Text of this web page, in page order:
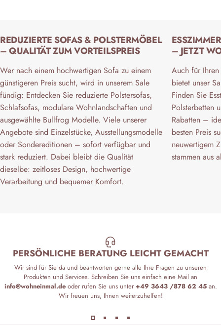
REDUZIERTE SOFAS & POLSTERMÖBEL
– QUALITÄT ZUM VORTEILSPREIS
Wer nach einem hochwertigen Sofa zu einem
günstigeren Preis sucht, wird in unserem Sale
fündig: Entdecken Sie reduzierte Polstersofas,
Schlafsofas, modulare Wohnlandschaften und
ausgewählte Bullfrog Modelle. Viele unserer
Angebote sind Einzelstücke, Ausstellungsmodelle
oder Sondereditionen – sofort verfügbar und
stark reduziert. Dabei bleibt die Qualität
dieselbe: zeitloses Design, hochwertige
Verarbeitung und bequemer Komfort.
– JETZT
Auch für Ihren
bietet unser
Finden Sie
Polsterbetten
Rabatten –
besten Preis
neuwertigem
stammen aus
PERSÖNLICHE BERATUNG LEICHT GEMACHT
Wir sind für Sie da und beantworten gerne alle Ihre Fragen zu unseren
Produkten und Services. Schreiben Sie uns einfach eine Mail an
info@wohneinmal.deoder rufen Sie uns unter+49 3643 /878 62 45an.
Wir freuen uns, Ihnen weiterzuhelfen!